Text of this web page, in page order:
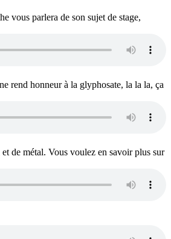
vous parlera de son sujet de stage,
rend honneur à la glyphosate, la la la, ça
de métal. Vous voulez en savoir plus sur